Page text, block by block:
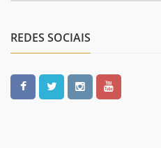
REDES SOCIAIS